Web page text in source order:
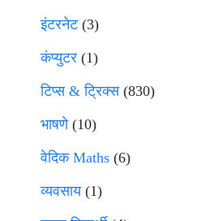
इंटरनेट(3)
कंप्युटर (1)
टिप्स & ट्रिक्स(830)
भाषणे(10)
वेदिक Maths (6)
व्यवसाय(1)